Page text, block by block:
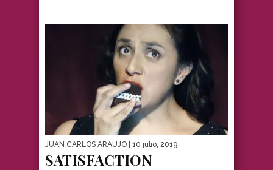
JUAN CARLOS ARAUJO | 10 julio, 2019
SATISFACTION